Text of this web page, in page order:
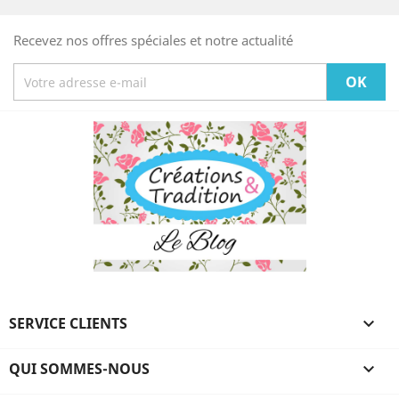
Recevez nos offres spéciales et notre actualité
SERVICE CLIENTS 
QUI SOMMES-NOUS 